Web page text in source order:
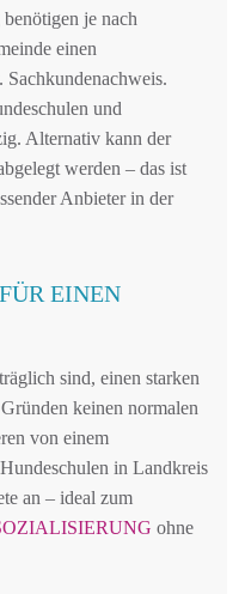
je nach
einen
Sachkundenachweis.
und
Alternativ kann der
werden – das ist
Anbieter in der
EINEN
sind, einen starken
keinen normalen
von einem
in Landkreis
an – ideal zum
ohne